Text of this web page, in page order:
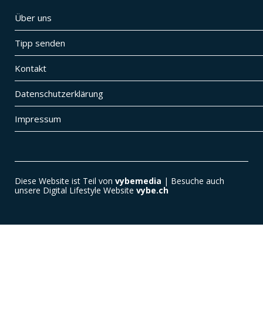
Über uns
Tipp senden
Kontakt
Datenschutzerklärung
Impressum
Diese Website ist Teil von vybemedia | Besuche auch
unsere Digital Lifestyle Website vybe.ch